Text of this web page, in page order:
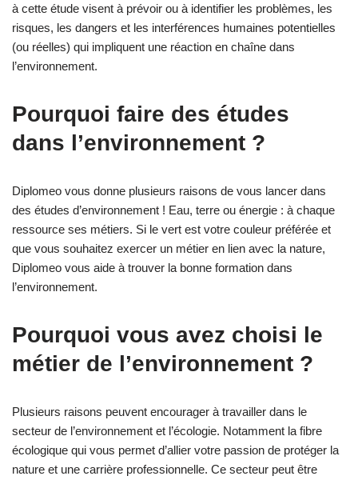
à cette étude visent à prévoir ou à identifier les problèmes, les
risques, les dangers et les interférences humaines potentielles
(ou réelles) qui impliquent une réaction en chaîne dans
l’environnement.
Pourquoi faire des études
dans l’environnement ?
Diplomeo vous donne plusieurs raisons de vous lancer dans
des études d’environnement ! Eau, terre ou énergie : à chaque
ressource ses métiers. Si le vert est votre couleur préférée et
que vous souhaitez exercer un métier en lien avec la nature,
Diplomeo vous aide à trouver la bonne formation dans
l’environnement.
Pourquoi vous avez choisi le
métier de l’environnement ?
Plusieurs raisons peuvent encourager à travailler dans le
secteur de l’environnement et l’écologie. Notamment la fibre
écologique qui vous permet d’allier votre passion de protéger la
nature et une carrière professionnelle. Ce secteur peut être